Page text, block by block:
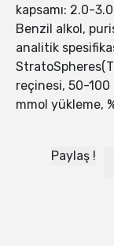
kapsamı: 2.0-
Benzil alkol,
analitik
reçinesi, 50-100
mmol yükleme,
Paylaş !